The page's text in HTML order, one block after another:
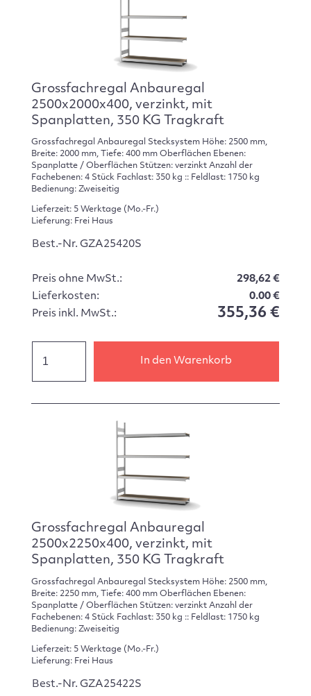
Grossfachregal Anbauregal
2500x2000x400, verzinkt, mit
Spanplatten, 350 KG Tragkraft
Grossfachregal Anbauregal Stecksystem Höhe: 2500 mm,
Breite: 2000 mm, Tiefe: 400 mm Oberflächen Ebenen:
Spanplatte / Oberflächen Stützen: verzinkt Anzahl der
Fachebenen: 4 Stück Fachlast: 350 kg :: Feldlast: 1750 kg
Bedienung: Zweiseitig
Lieferzeit: 5 Werktage (Mo.-Fr.)
Lieferung: Frei Haus
Best.-Nr. GZA25420S
Preis ohne MwSt.:
298,62 €
Lieferkosten:
0.00 €
Preis inkl. MwSt.:
355,36 €
In den Warenkorb
Grossfachregal Anbauregal
2500x2250x400, verzinkt, mit
Spanplatten, 350 KG Tragkraft
Grossfachregal Anbauregal Stecksystem Höhe: 2500 mm,
Breite: 2250 mm, Tiefe: 400 mm Oberflächen Ebenen:
Spanplatte / Oberflächen Stützen: verzinkt Anzahl der
Fachebenen: 4 Stück Fachlast: 350 kg :: Feldlast: 1750 kg
Bedienung: Zweiseitig
Lieferzeit: 5 Werktage (Mo.-Fr.)
Lieferung: Frei Haus
Best.-Nr. GZA25422S